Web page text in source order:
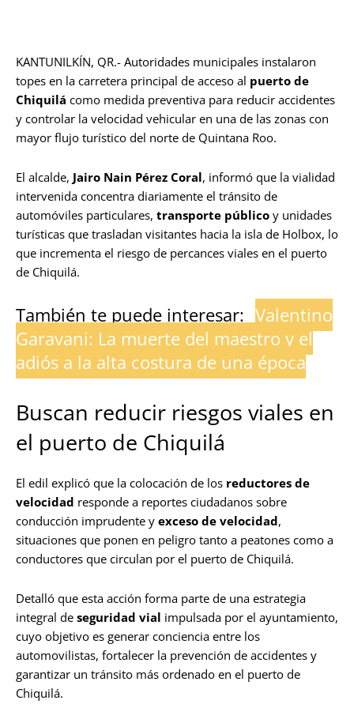
KANTUNILKÍN, QR.- Autoridades municipales instalaron
topes en la carretera principal de acceso al puerto de
Chiquilá como medida preventiva para reducir accidentes
y controlar la velocidad vehicular en una de las zonas con
mayor flujo turístico del norte de Quintana Roo.
El alcalde, Jairo Nain Pérez Coral, informó que la vialidad
intervenida concentra diariamente el tránsito de
automóviles particulares, transporte público y unidades
turísticas que trasladan visitantes hacia la isla de Holbox, lo
que incrementa el riesgo de percances viales en el puerto
de Chiquilá.
También te puede interesar: Valentino
Garavani: La muerte del maestro y el
adiós a la alta costura de una época
Buscan reducir riesgos viales en
el puerto de Chiquilá
El edil explicó que la colocación de los reductores de
velocidad responde a reportes ciudadanos sobre
conducción imprudente y exceso de velocidad,
situaciones que ponen en peligro tanto a peatones como a
conductores que circulan por el puerto de Chiquilá.
Detalló que esta acción forma parte de una estrategia
integral de seguridad vial impulsada por el ayuntamiento,
cuyo objetivo es generar conciencia entre los
automovilistas, fortalecer la prevención de accidentes y
garantizar un tránsito más ordenado en el puerto de
Chiquilá.